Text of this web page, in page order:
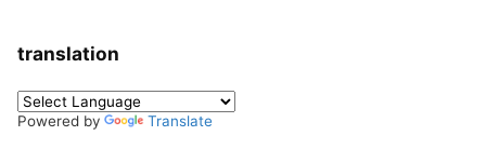
translation
Powered by Translate